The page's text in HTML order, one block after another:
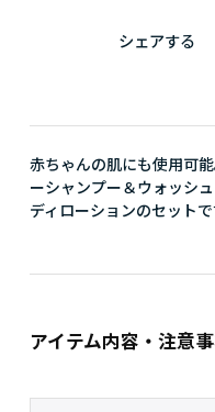
シェアする
赤ちゃんの肌にも使用可
ーシャンプー＆ウォッシ
ディローションのセットで
アイテム内容・注意